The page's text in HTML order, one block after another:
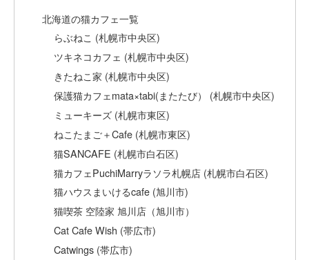
北海道の猫カフェ一覧
らぶねこ (札幌市中央区)
ツキネコカフェ (札幌市中央区)
きたねこ家 (札幌市中央区)
保護猫カフェmata×tabi(またたび） (札幌市中央区)
ミューキーズ (札幌市東区)
ねこたまご＋Cafe (札幌市東区)
猫SANCAFE (札幌市白石区)
猫カフェPuchiMarryラソラ札幌店 (札幌市白石区)
猫ハウスまいけるcafe (旭川市)
猫喫茶 空陸家 旭川店（旭川市）
Cat Cafe Wish (帯広市)
Catwings (帯広市)